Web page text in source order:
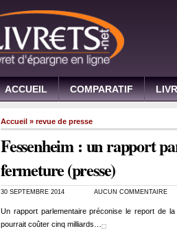
ACCUEIL COMPARATIF
Accueil » revue de presse
Fessenheim : un rapport
fermeture (presse)
30 SEPTEMBRE 2014 AUCUN COMMENTAIRE
Un rapport parlementaire préconise le report de
pourrait coûter cinq milliards…